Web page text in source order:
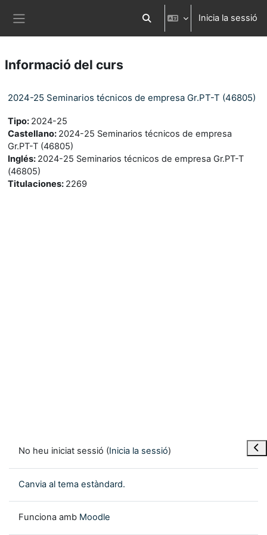
Commuta l'entrada de la cerca
Inicia la sessió
Informació del curs
2024-25 Seminarios técnicos de empresa Gr.PT-T (46805)
Tipo: 2024-25
Castellano: 2024-25 Seminarios técnicos de empresa
Gr.PT-T (46805)
Inglés: 2024-25 Seminarios técnicos de empresa Gr.PT-T
(46805)
Titulaciones: 2269
No heu iniciat sessió (Inicia la sessió)
Canvia al tema estàndard.
Funciona amb Moodle